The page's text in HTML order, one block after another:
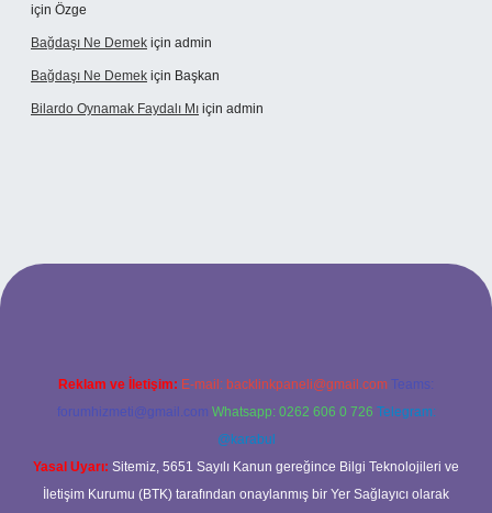
için Özge
Bağdaşı Ne Demek için admin
Bağdaşı Ne Demek için Başkan
Bilardo Oynamak Faydalı Mı için admin
bahis sitesi
Reklam ve İletişim: E-mail: backlinkpaneli@gmail.com Teams:
forumhizmeti@gmail.com Whatsapp: 0262 606 0 726 Telegram:
@karabul
Yasal Uyarı: Sitemiz, 5651 Sayılı Kanun gereğince Bilgi Teknolojileri ve
İletişim Kurumu (BTK) tarafından onaylanmış bir Yer Sağlayıcı olarak